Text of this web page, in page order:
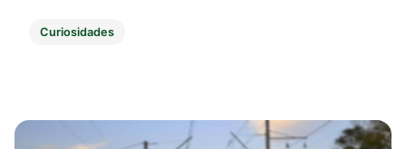
Curiosidades